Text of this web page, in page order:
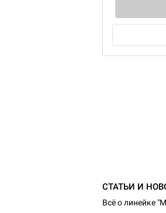
СТАТЬИ И
Всё о линейке